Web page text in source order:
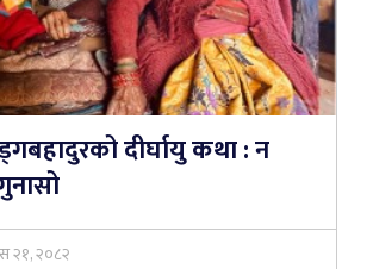
दीर्घायु कथा : न
२१, २०८२